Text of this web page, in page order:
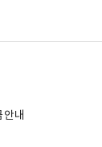
안내